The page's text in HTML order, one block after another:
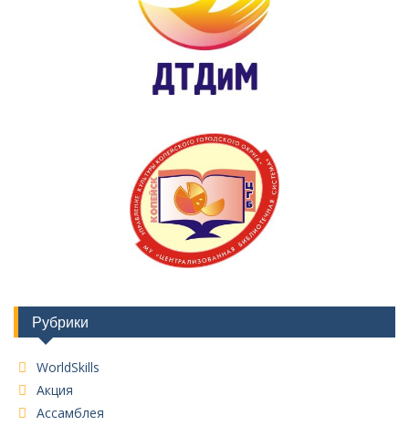
Рубрики
WorldSkills
Акция
Ассамблея